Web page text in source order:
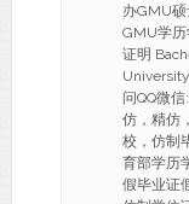
办GMU
GMU学
证明
问QQ微
仿，精仿
校，仿制
育部学历
假毕业证